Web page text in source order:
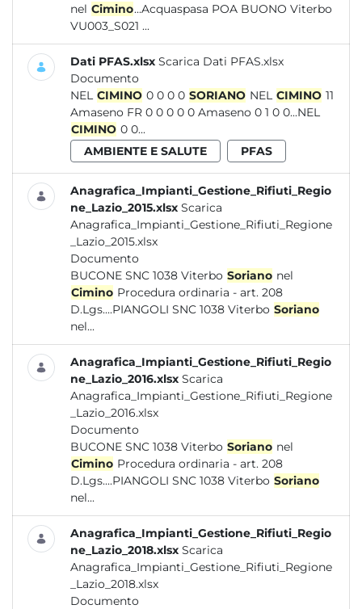
nel Cimino...Acquaspasa POA BUONO Viterbo
VU003_S021 ...
Dati PFAS.xlsx Scarica Dati PFAS.xlsx
Documento
NEL CIMINO 0 0 0 0 SORIANO NEL CIMINO
Amaseno FR 0 0 0 0 0 Amaseno 0 1 0 0...NEL
CIMINO 0 0...
AMBIENTE E SALUTE
PFAS
Anagrafica_Impianti_Gestione_Rifiuti_Regio
ne_Lazio_2015.xlsx Scarica
Anagrafica_Impianti_Gestione_Rifiuti_Regione
_Lazio_2015.xlsx
Documento
BUCONE SNC 1038 Viterbo Soriano nel
Cimino Procedura ordinaria - art. 208
D.Lgs....PIANGOLI SNC 1038 Viterbo Soriano
nel...
Anagrafica_Impianti_Gestione_Rifiuti_Regio
ne_Lazio_2016.xlsx Scarica
Anagrafica_Impianti_Gestione_Rifiuti_Regione
_Lazio_2016.xlsx
Documento
BUCONE SNC 1038 Viterbo Soriano nel
Cimino Procedura ordinaria - art. 208
D.Lgs....PIANGOLI SNC 1038 Viterbo Soriano
nel...
Anagrafica_Impianti_Gestione_Rifiuti_Regio
ne_Lazio_2018.xlsx Scarica
Anagrafica_Impianti_Gestione_Rifiuti_Regione
_Lazio_2018.xlsx
Documento